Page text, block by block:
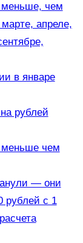
чем
апреле,
в январе
рублей
чем
— они
рублей с 1